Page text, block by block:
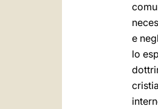
e
lo